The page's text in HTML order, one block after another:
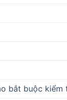
bắt buộc kiểm